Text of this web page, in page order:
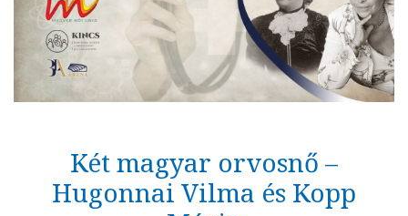
PÁLYÁZATOK / DÍJAK
KAPCSOLAT
Kövess minket unescohungary
Két magyar orvosnő –
Hugonnai Vilma és Kopp